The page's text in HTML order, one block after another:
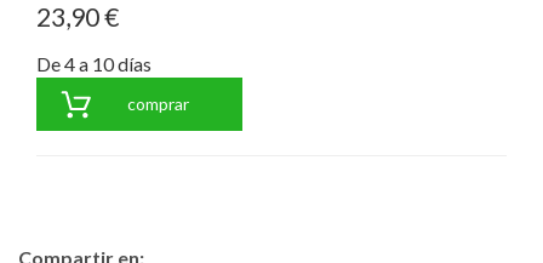
23,90 €
De 4 a 10 días
comprar
Compartir en: